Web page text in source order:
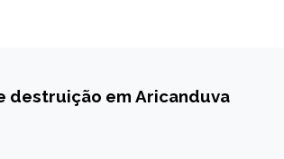
destruição em Aricanduva